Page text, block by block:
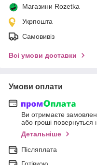
Магазини Rozetka
Укрпошта
Самовивіз
Всі умови доставки
Умови оплати
Ви отримаєте
або гроші повернуться
Детальніше
Післяплата